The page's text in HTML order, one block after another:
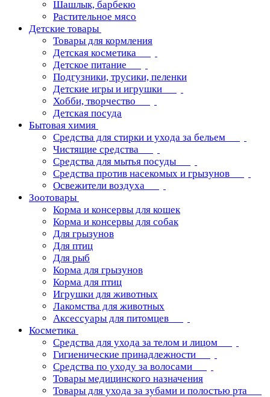
Шашлык, барбекю
Растительное мясо
Детские товары
Товары для кормления
Детская косметика
Детское питание
Подгузники, трусики, пеленки
Детские игры и игрушки
Хобби, творчество
Детская посуда
Бытовая химия
Средства для стирки и ухода за бельем
Чистящие средства
Средства для мытья посуды
Средства против насекомых и грызунов
Освежители воздуха
Зоотовары
Корма и консервы для кошек
Корма и консервы для собак
Для грызунов
Для птиц
Для рыб
Корма для грызунов
Корма для птиц
Игрушки для животных
Лакомства для животных
Аксессуары для питомцев
Косметика
Средства для ухода за телом и лицом
Гигиенические принадлежности
Средства по уходу за волосами
Товары медицинского назначения
Товары для ухода за зубами и полостью рта